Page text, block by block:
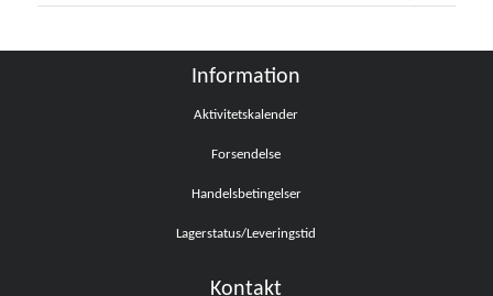
Information
Aktivitetskalender
Forsendelse
Handelsbetingelser
Lagerstatus/Leveringstid
Kontakt